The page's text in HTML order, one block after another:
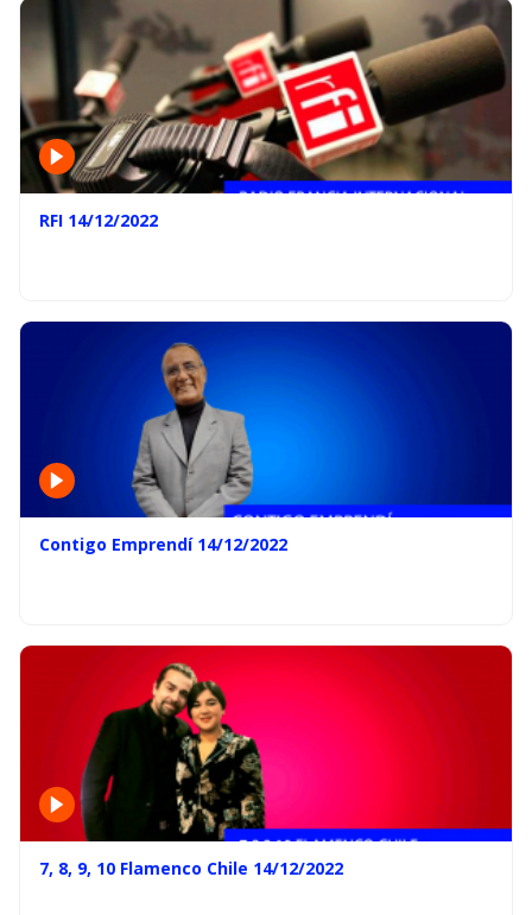
RFI 14/12/2022
Contigo Emprendí 14/12/2022
7, 8, 9, 10 Flamenco Chile 14/12/2022